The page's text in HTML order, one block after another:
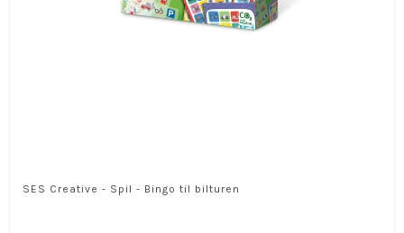
SES Creative - Spil - Bingo til bilturen